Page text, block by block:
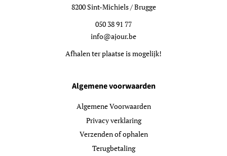
8200 Sint-Michiels / Brugge
050 38 91 77
info@ajour.be
Afhalen ter plaatse is mogelijk!
Algemene voorwaarden
Algemene Voorwaarden
Privacy verklaring
Verzenden of ophalen
Terugbetaling